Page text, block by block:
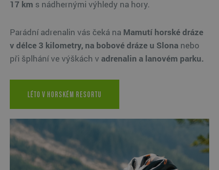
17 km s nádhernými výhledy na hory.
Parádní adrenalin vás čeká na Mamutí horské dráze
v délce 3 kilometry, na bobové dráze u Slona nebo
při šplhání ve výškách v adrenalin a lanovém parku.
LÉTO V HORSKÉM RESORTU